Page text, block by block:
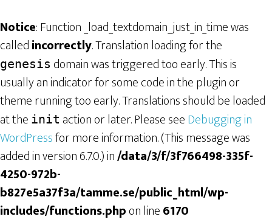
Notice: Function _load_textdomain_just_in_time was
calledincorrectly. Translation loading for the
genesis domain was triggered too early. This is
usually an indicator for some code in the plugin or
theme running too early. Translations should be loaded
at the init action or later. Please seeDebugging in
WordPressfor more information. (This message was
added in version 6.7.0.) in/data/3/f/3f766498-335f-
4250-972b-
b827e5a37f3a/tamme.se/public_html/wp-
includes/functions.phpon line6170